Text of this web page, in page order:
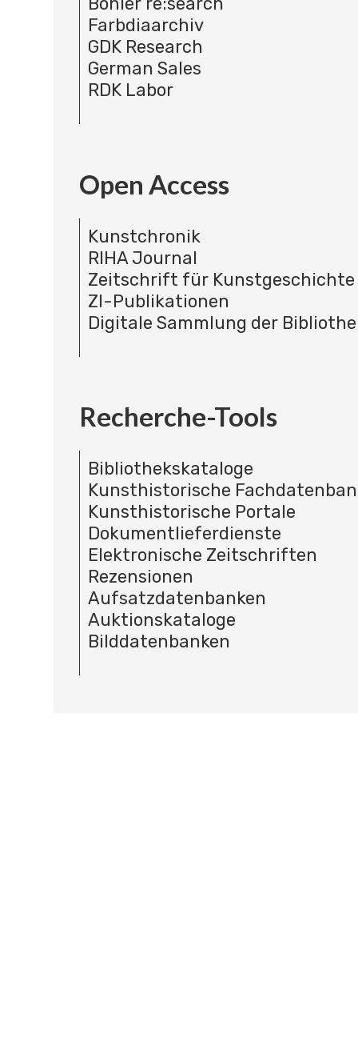
Farbdiaarchiv
GDK Research
German Sales
RDK Labor
Open Access
Kunstchronik
RIHA Journal
Zeitschrift für Kunstgeschichte
ZI-Publikationen
Digitale Sammlung der
Recherche-Tools
Bibliothekskataloge
Kunsthistorische
Kunsthistorische Portale
Dokumentlieferdienste
Elektronische Zeitschriften
Rezensionen
Aufsatzdatenbanken
Auktionskataloge
Bilddatenbanken